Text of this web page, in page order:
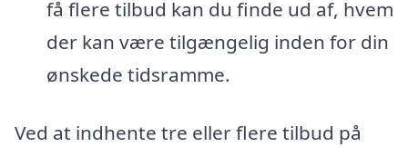
få flere tilbud kan du finde ud af, hvem
der kan være tilgængelig inden for din
ønskede tidsramme.
Ved at indhente tre eller flere tilbud på